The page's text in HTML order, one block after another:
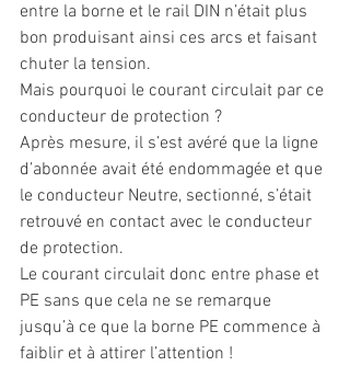
entre la borne et le rail DIN n’était plus
bon produisant ainsi ces arcs et faisant
chuter la tension.
Mais pourquoi le courant circulait par ce
conducteur de protection ?
Après mesure, il s’est avéré que la ligne
d’abonnée avait été endommagée et que
le conducteur Neutre, sectionné, s’était
retrouvé en contact avec le conducteur
de protection.
Le courant circulait donc entre phase et
PE sans que cela ne se remarque
jusqu’à ce que la borne PE commence à
faiblir et à attirer l’attention !